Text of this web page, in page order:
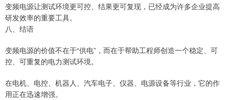
变频电源让测试环境更可控、结果更可复现，已经成为许多企业提高
研发效率的重要工具。
八、结语
变频电源的价值不在于“供电”，而在于帮助工程师创造一个稳定、可
控、可重复的电力测试环境。
在电机、电控、机器人、汽车电子、仪器、电源设备等行业，它的作
用正在迅速增强。